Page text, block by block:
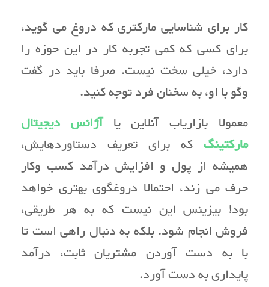
کار برای شناسایی مارکتری که دروغ می گوید،
برای کسی که کمی تجربه کار در این حوزه را
دارد، خیلی سخت نیست. صرفا باید در گفت
وگو با او، به سخنان فرد توجه کنید.
معمولا بازاریاب آنلاین یاآژانس دیجیتال
مارکتینگ که برای تعریف دستاوردهایش،
همیشه از پول و افزایش درآمد کسب وکار
حرف می زند، احتمالا دروغگوی بهتری خواهد
بود! بیزینس این نیست که به هر طریقی،
فروش انجام شود. بلکه به دنبال راهی است تا
با به دست آوردن مشتریان ثابت، درآمد
پایداری به دست آورد.